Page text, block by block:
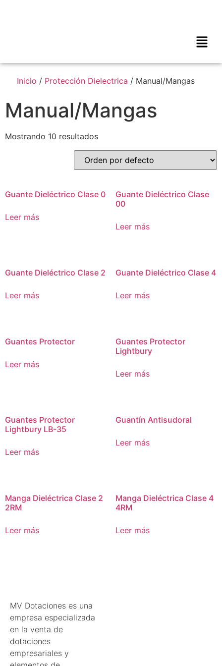
Inicio / Protección Dielectrica / Manual/Mangas
Manual/Mangas
Mostrando 10 resultados
Guante Dieléctrico Clase 0
Leer más
Guante Dieléctrico Clase
00
Leer más
Guante Dieléctrico Clase 2
Leer más
Guante Dieléctrico Clase 4
Leer más
Guantes Protector
Leer más
Guantes Protector
Lightbury
Leer más
Guantes Protector
Lightbury LB-35
Leer más
Guantín Antisudoral
Leer más
Manga Dieléctrica Clase 2
2RM
Leer más
Manga Dieléctrica Clase 4
4RM
Leer más
MV Dotaciones es una
empresa especializada
en la venta de
dotaciones
empresariales y